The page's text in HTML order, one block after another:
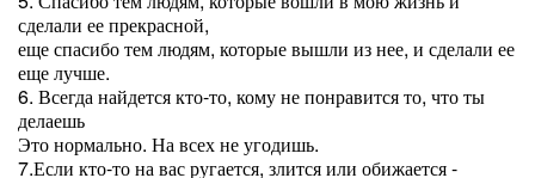
сделали ее прекрасной,
еще спасибо тем людям, которые вышли из нее, и сделали ее
еще лучше.
6. Всегда найдется кто-то, кому не понравится то, что ты
делаешь
Это нормально. На всех не угодишь.
7.Если кто-то на вас ругается, злится или обижается -